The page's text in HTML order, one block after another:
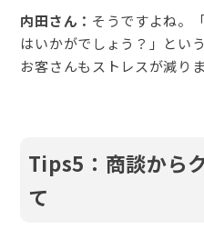
内田さん： そうですよね。
はいかがでしょう？」とい
お客さんもストレスが減り
Tips5：商談から
て